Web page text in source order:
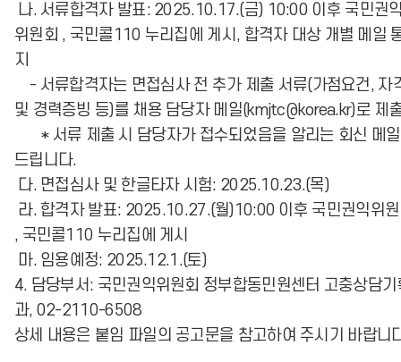
나. 서류합격자 발표: 2025.10.17.(금) 10:00 이후 국민권
위원회 , 국민콜110 누리집에 게시, 합격자 대상 개별 메일
지
- 서류합격자는 면접심사 전 추가 제출 서류(가점요건, 자
및 경력증빙 등)를 채용 담당자 메일(kmjtc@korea.kr)로 제
* 서류 제출 시 담당자가 접수되었음을 알리는 회신 메
드립니다.
다. 면접심사 및 한글타자 시험: 2025.10.23.(목)
라. 합격자 발표: 2025.10.27.(월)10:00 이후 국민권익위
, 국민콜110 누리집에 게시
마. 임용예정: 2025.12.1.(토)
4. 담당부서: 국민권익위원회 정부합동민원센터 고충상담기
과, 02-2110-6508
상세 내용은 붙임 파일의 공고문을 참고하여 주시기 바랍니